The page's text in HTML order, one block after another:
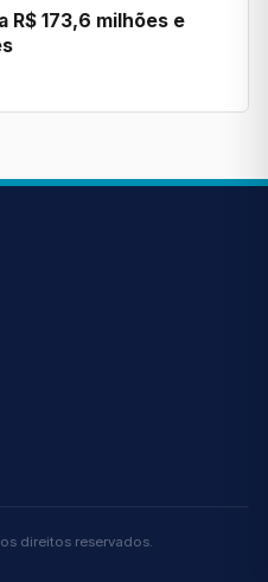
R$ 173,6 milhões e
direitos reservados.